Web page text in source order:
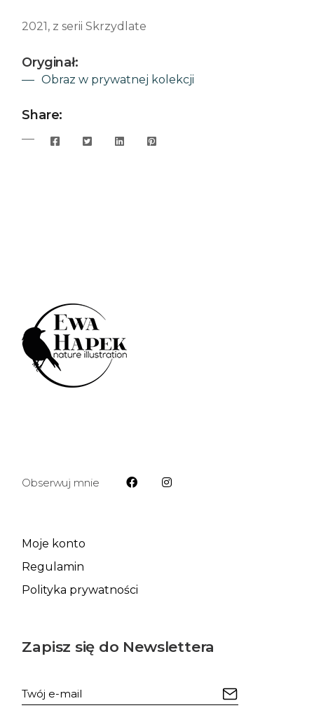
2021, z serii Skrzydlate
Oryginał:
Obraz w prywatnej kolekcji
Share:
Obserwuj mnie
Moje konto
Regulamin
Polityka prywatności
Zapisz się do Newslettera